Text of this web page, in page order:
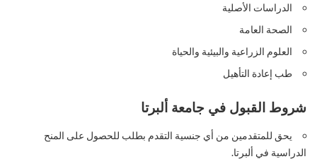
الدراسات الأصلية
الصحة العامة
العلوم الزراعية والبيئية والحياة
طب إعادة التأهيل
شروط القبول في جامعة ألبرتا
يحق للمتقدمين من أي جنسية التقدم بطلب للحصول على المنح
الدراسية في ألبرتا.